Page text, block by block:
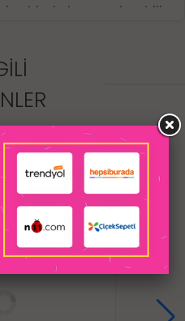
bir de hızı ayarlanabilir
titreşimle süslendir!
ile Sens Tarafından, ultra
yapılmıştır ve hepsi,
donatılmıştır.
boyutta ve
aşık olacaksınız!
ve en gerçekçi deneyimi
TPE malzemeden
olan Premium Torso
için uygundur. Bu